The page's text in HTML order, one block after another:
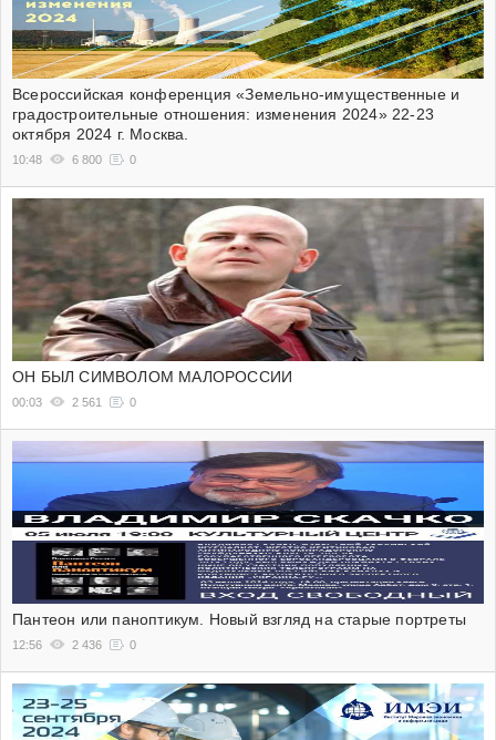
Всероссийская конференция «Земельно-имущественные и
градостроительные отношения: изменения 2024» 22-23
октября 2024 г. Москва.
10:48 6 800 0
ОН БЫЛ СИМВОЛОМ МАЛОРОССИИ
00:03 2 561 0
Пантеон или паноптикум. Новый взгляд на старые портреты
12:56 2 436 0